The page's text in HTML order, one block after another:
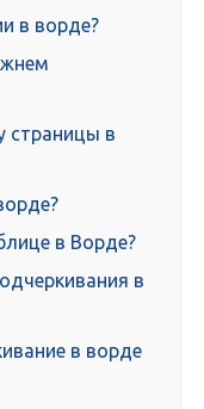
в ворде?
страницы в
в Ворде?
в
в ворде